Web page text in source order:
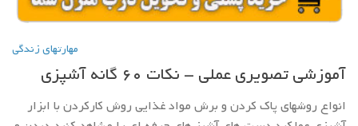
مهارتهاي زندگي
آموزشی تصویری عملی – نکات 60 گانه آشپزی
انواع روشهای پاک کردن و برش مواد غذایی روش کارکردن با ابزار